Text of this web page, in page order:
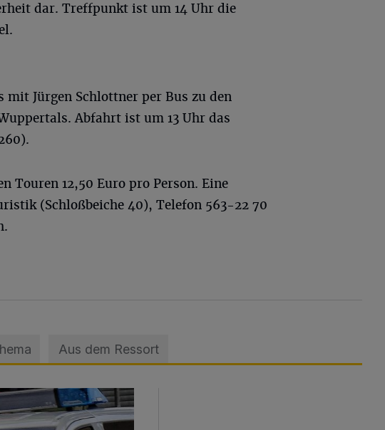
dar. Treffpunkt ist um 14 Uhr die
mit Jürgen Schlottner per Bus zu den
Abfahrt ist um 13 Uhr das
Touren 12,50 Euro pro Person. Eine
(Schloßbeiche 40), Telefon 563-22 70
Aus dem Ressort